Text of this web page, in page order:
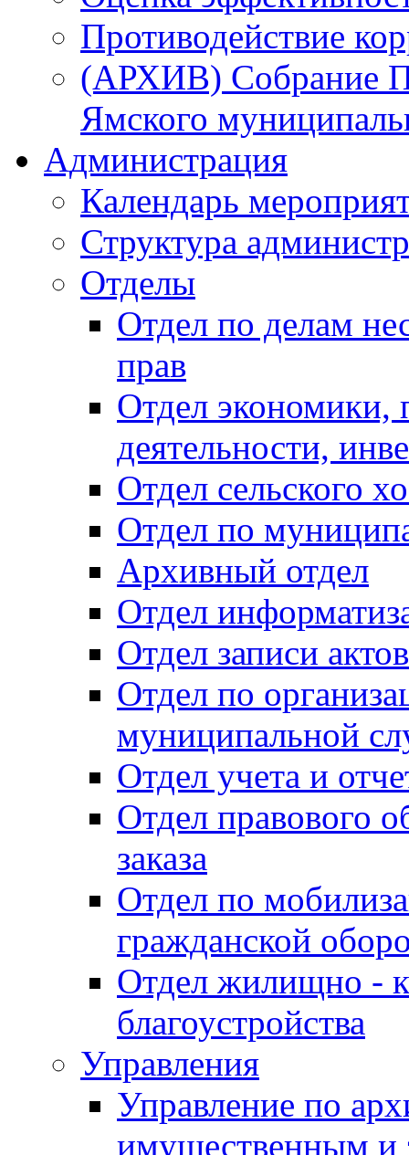
Противодействие
(АРХИВ) Собрание
Ямского
Администрация
Календарь
Структура
Отделы
Отдел по делам
прав
Отдел экономики,
деятельности,
Отдел сельского
Отдел по
Архивный отдел
Отдел
Отдел записи
Отдел по
муниципальной
Отдел учета и
Отдел правового
заказа
Отдел по
гражданской
Отдел жилищно -
благоустройства
Управления
Управление по
имущественным и